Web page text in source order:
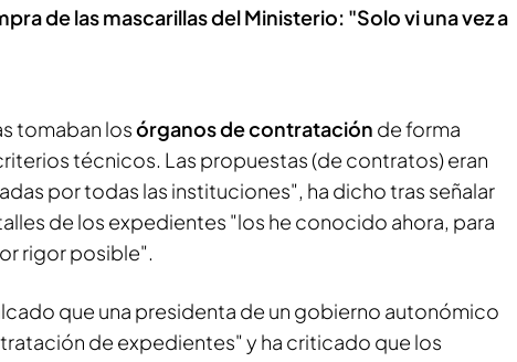
de las mascarillas del Ministerio: "Solo vi una vez a
tomaban losórganos de contratación de forma
técnicos. Las propuestas (de contratos) eran
por todas las instituciones", ha dicho tras señalar
de los expedientes "los he conocido ahora, para
rigor posible".
que una presidenta de un gobierno autonómico
de expedientes" y ha criticado que los